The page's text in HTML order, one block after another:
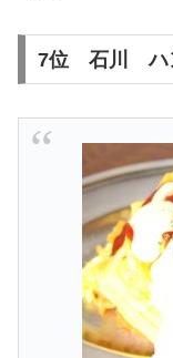
7位 石川 ハ